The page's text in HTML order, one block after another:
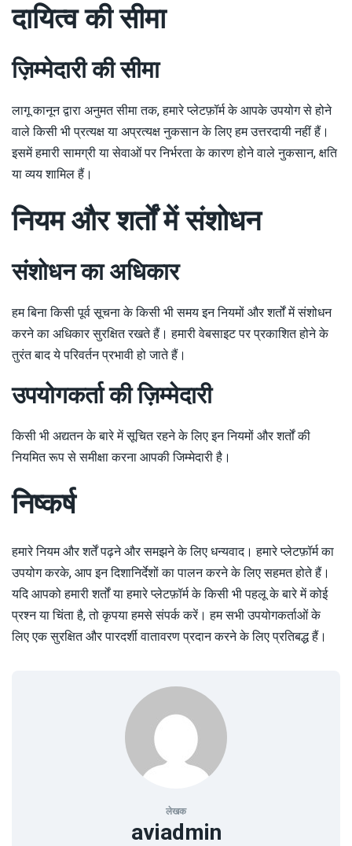
दायित्व की सीमा
ज़िम्मेदारी की सीमा
लागू कानून द्वारा अनुमत सीमा तक, हमारे प्लेटफ़ॉर्म के आपके उपयोग से होने
वाले किसी भी प्रत्यक्ष या अप्रत्यक्ष नुकसान के लिए हम उत्तरदायी नहीं हैं।
इसमें हमारी सामग्री या सेवाओं पर निर्भरता के कारण होने वाले नुकसान, क्षति
या व्यय शामिल हैं।
नियम और शर्तों में संशोधन
संशोधन का अधिकार
हम बिना किसी पूर्व सूचना के किसी भी समय इन नियमों और शर्तों में संशोधन
करने का अधिकार सुरक्षित रखते हैं। हमारी वेबसाइट पर प्रकाशित होने के
तुरंत बाद ये परिवर्तन प्रभावी हो जाते हैं।
उपयोगकर्ता की ज़िम्मेदारी
किसी भी अद्यतन के बारे में सूचित रहने के लिए इन नियमों और शर्तों की
नियमित रूप से समीक्षा करना आपकी जिम्मेदारी है।
निष्कर्ष
हमारे नियम और शर्तें पढ़ने और समझने के लिए धन्यवाद। हमारे प्लेटफ़ॉर्म का
उपयोग करके, आप इन दिशानिर्देशों का पालन करने के लिए सहमत होते हैं।
यदि आपको हमारी शर्तों या हमारे प्लेटफ़ॉर्म के किसी भी पहलू के बारे में कोई
प्रश्न या चिंता है, तो कृपया हमसे संपर्क करें। हम सभी उपयोगकर्ताओं के
लिए एक सुरक्षित और पारदर्शी वातावरण प्रदान करने के लिए प्रतिबद्ध हैं।
लेखक
aviadmin